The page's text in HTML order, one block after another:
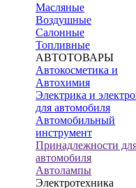
Масляные
Воздушные
Салонные
Топливные
АВТОТОВАРЫ
Автокосметика и
Автохимия
Электрика и
для автомобиля
Автомобильный
инструмент
Принадлежности
автомобиля
Автолампы
Электротехника